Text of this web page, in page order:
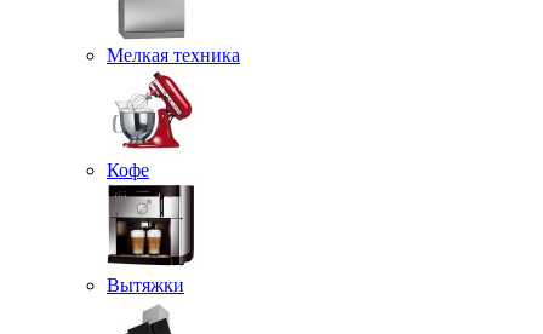
Мелкая техника
Кофе
Вытяжки